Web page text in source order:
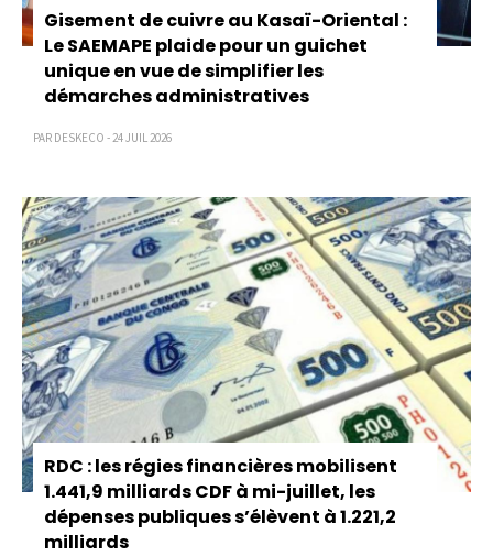
Gisement de cuivre au Kasaï-Oriental :
Le SAEMAPE plaide pour un guichet
unique en vue de simplifier les
démarches administratives
PAR DESKECO - 24 JUIL 2026
RDC : les régies financières mobilisent
1.441,9 milliards CDF à mi-juillet, les
dépenses publiques s’élèvent à 1.221,2
milliards